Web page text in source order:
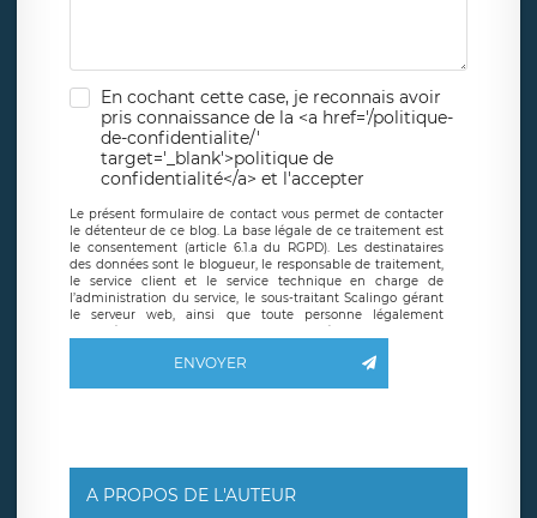
En cochant cette case, je reconnais avoir
pris connaissance de la <a href='/politique-
de-confidentialite/'
target='_blank'>politique de
confidentialité</a> et l'accepter
Le présent formulaire de contact vous permet de contacter
le détenteur de ce blog. La base légale de ce traitement est
le consentement (article 6.1.a du RGPD). Les destinataires
des données sont le blogueur, le responsable de traitement,
le service client et le service technique en charge de
l’administration du service, le sous-traitant Scalingo gérant
le serveur web, ainsi que toute personne légalement
autorisée. Le formulaire de contact à destination du
basé en France et offrant des
clauses de protection
limitation du traitement relatif à vos données à caractère
données. Vous pouvez exercer ces droits auprès du délégué
ENVOYER
A PROPOS DE L'AUTEUR